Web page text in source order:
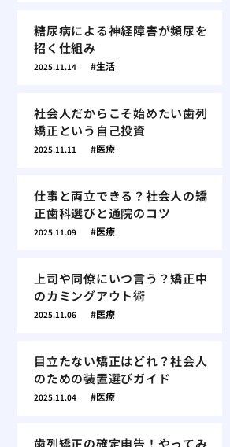
糖尿病による神経障害が頻尿を
招く仕組み
2025.11.14 生活
社会人だからこそ始めたい歯列
矯正という自己投資
2025.11.11 医療
仕事と両立できる？社会人の矯
正歯科選びと通院のコツ
2025.11.09 医療
上司や同僚にいつ言う？矯正中
のカミングアウト術
2025.11.06 医療
目立たない矯正はどれ？社会人
のための装置選びガイド
2025.11.04 医療
歯列矯正の確定申告！やってみ